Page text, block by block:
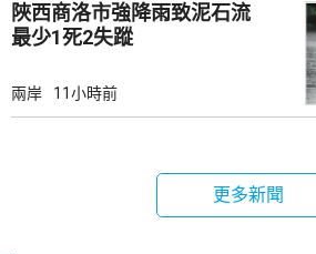
陜西商洛市強降雨致泥石流
最少1死2失蹤
兩岸 11小時前
更多新聞